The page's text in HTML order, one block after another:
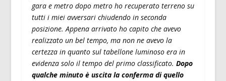
gara e metro dopo metro ho recuperato terreno su
tutti i miei avversari chiudendo in seconda
posizione. Appena arrivato ho capito che avevo
realizzato un bel tempo, ma non ne avevo la
certezza in quanto sul tabellone luminoso era in
evidenza solo il tempo del primo classificato. Dopo
qualche minuto è uscita la conferma di quello